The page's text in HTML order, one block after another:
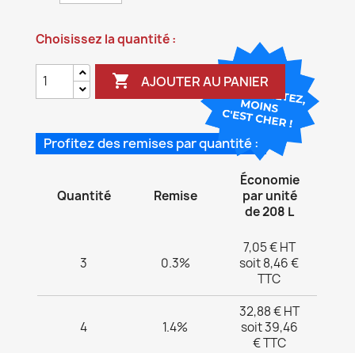
Choisissez la quantité :
 AJOUTER AU PANIER
Profitez des remises par quantité :
Quantité Remise
Économie
par unité
de 208 L
3 0.3%
7,05 € HT
soit 8,46 €
TTC
4 1.4%
32,88 € HT
soit 39,46
€ TTC